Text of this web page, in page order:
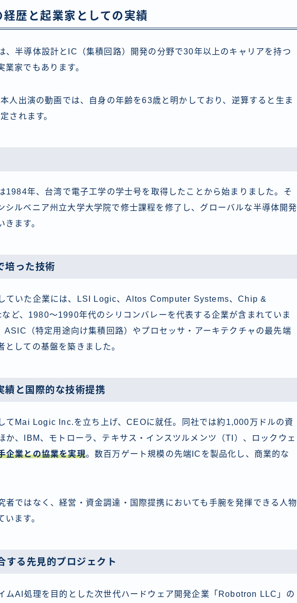
歴と起業家としての実績
、半導体設計とIC（集積回路）開発の分野で30年以上のキャリアを持つ
業家でもあります。
人出演の動画では、自身の年齢を63歳と明かしており、逆算すると生ま
されます。
1984年、台湾で電子工学の学士号を取得したことから始まりました。そ
シルベニア州立大学大学院で修士課程を修了し、グローバルな半導体開発
きます。
培った技術
ていた企業には、LSI Logic、Altos Computer Systems、Chip &
ど、1980〜1990年代のシリコンバレーを代表する企業が含まれていま
ASIC（特定用途向け集積回路）やプロセッサ・アーキテクチャの最先端
としての基盤を築きました。
績と国際的な技術提携
てMai Logic Inc.を立ち上げ、CEOに就任。同社では約1,000万ドルの資
か、IBM、モトローラ、テキサス・インスツルメンツ（TI）、ロックウェ
企業との協業を実現。数百万ゲート規模の先端ICを製品化し、商業的な
者ではなく、経営・資金調達・国際提携においても手腕を発揮できる人物
います。
する先見的プロジェクト
ムAI処理を目的とした次世代ハードウェア開発企業「Robotron LLC」の